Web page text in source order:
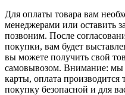
Для оплаты товара вам
менеджерами или оставить
позвоним. После
покупки, вам будет
вы можете получить свой
самовывозом. Внимание:
карты, оплата производится
покупку безопасной и для